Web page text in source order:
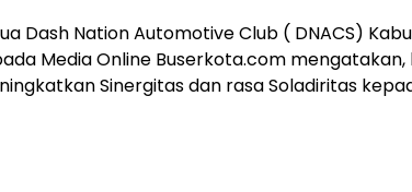
Dash Nation Automotive Club ( DNACS)
Media Online Buserkota.com
Sinergitas dan rasa Soladiritas